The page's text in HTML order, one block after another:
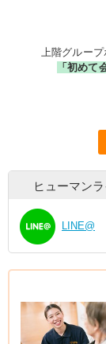
上階グループ
「初めて
ヒューマン
LINE@